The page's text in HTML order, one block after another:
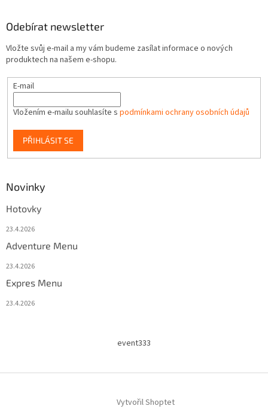
Odebírat newsletter
Vložte svůj e-mail a my vám budeme zasílat informace o nových
produktech na našem e-shopu.
E-mail
Vložením e-mailu souhlasíte s podmínkami ochrany osobních údajů
PŘIHLÁSIT SE
Novinky
Hotovky
23.4.2026
Adventure Menu
23.4.2026
Expres Menu
23.4.2026
event333
Vytvořil Shoptet